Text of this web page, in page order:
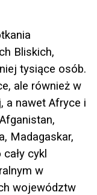
IN POLAND
Bliskich,
tysiące osób.
ale również w
a nawet Afryce i
Madagaskar,
cykl
w
województw